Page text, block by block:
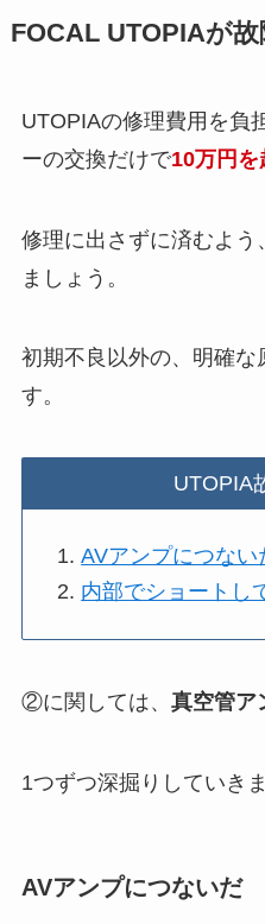
FOCAL UTOPIAが
UTOPIAの修理費用を負
ーの交換だけで10万円を
修理に出さずに済むよ
ましょう。
初期不良以外の、明確な
す。
UTOPIA
AVアンプにつない
内部でショートし
②に関しては、 真空管ア
1つずつ深掘りしていき
AVアンプにつないだ